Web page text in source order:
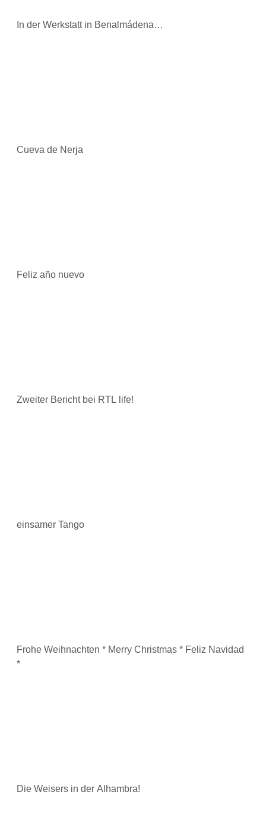
In der Werkstatt in Benalmádena…
Cueva de Nerja
Feliz año nuevo
Zweiter Bericht bei RTL life!
einsamer Tango
Frohe Weihnachten * Merry Christmas * Feliz Navidad
*
Die Weisers in der Alhambra!